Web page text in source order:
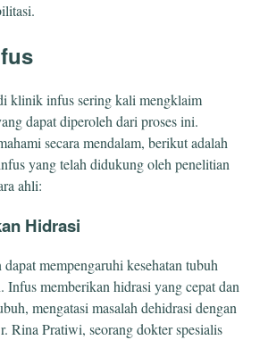
klinik infus sering kali mengklaim
dapat diperoleh dari proses ini.
secara mendalam, berikut adalah
yang telah didukung oleh penelitian
ahli:
Hidrasi
mempengaruhi kesehatan tubuh
Infus memberikan hidrasi yang cepat dan
mengatasi masalah dehidrasi dengan
Rina Pratiwi, seorang dokter spesialis